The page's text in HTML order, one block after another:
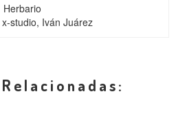
Herbario
studio, Iván Juárez